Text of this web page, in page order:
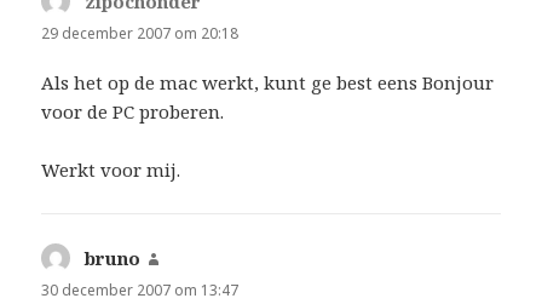
29 december 2007 om 20:18
Als het op de mac werkt, kunt ge best eens Bonjour
voor de PC proberen.
Werkt voor mij.
bruno
30 december 2007 om 13:47